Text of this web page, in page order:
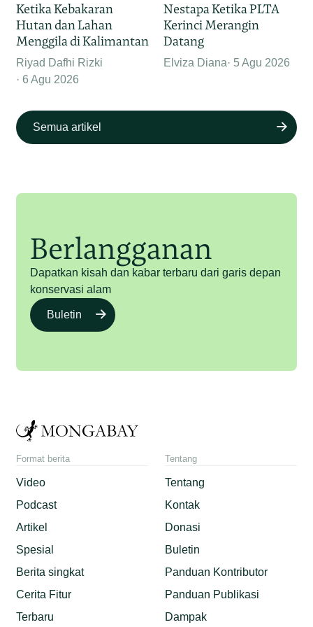
Ketika Kebakaran
Hutan dan Lahan
Menggila di Kalimantan
Riyad Dafhi Rizki
6 Agu 2026
Nestapa Ketika PLTA
Kerinci Merangin
Datang
Elviza Diana 5 Agu 2026
Semua artikel
Berlangganan
Dapatkan kisah dan kabar terbaru dari garis depan
konservasi alam
Buletin
Format berita
Video
Podcast
Artikel
Spesial
Berita singkat
Cerita Fitur
Terbaru
Tentang
Tentang
Kontak
Donasi
Buletin
Panduan Kontributor
Panduan Publikasi
Dampak